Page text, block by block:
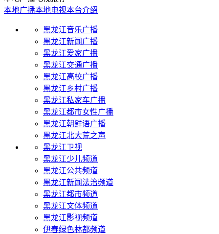
本地广播本地电视本台介绍
黑龙江音乐广播
黑龙江新闻广播
黑龙江爱家广播
黑龙江交通广播
黑龙江高校广播
黑龙江乡村广播
黑龙江私家车广播
黑龙江都市女性广播
黑龙江朝鲜语广播
黑龙江北大荒之声
黑龙江卫视
黑龙江少儿频道
黑龙江公共频道
黑龙江新闻法治频道
黑龙江都市频道
黑龙江文体频道
黑龙江影视频道
伊春绿色林都频道